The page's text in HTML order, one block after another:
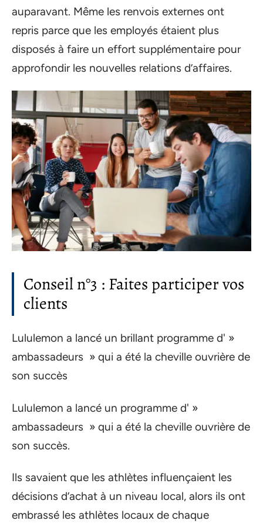
auparavant. Même les renvois externes ont
repris parce que les employés étaient plus
disposés à faire un effort supplémentaire pour
approfondir les nouvelles relations d’affaires.
Conseil n°3 : Faites participer vos
clients
Lululemon a lancé un brillant programme d' »
ambassadeurs » qui a été la cheville ouvrière de
son succès
Lululemon a lancé un programme d' »
ambassadeurs » qui a été la cheville ouvrière de
son succès.
Ils savaient que les athlètes influençaient les
décisions d’achat à un niveau local, alors ils ont
embrassé les athlètes locaux de chaque